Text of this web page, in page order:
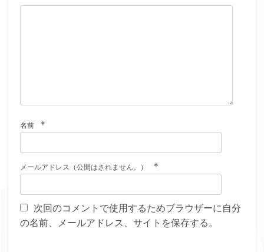
名前 *
メールアドレス（公開はされません。） *
次回のコメントで使用するためブラウザーに自分
の名前、メールアドレス、サイトを保存する。